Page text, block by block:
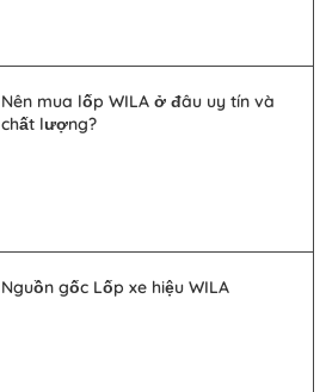
Nên mua lốp WILA ở đâu uy tín và
chất lượng?
Nguồn gốc Lốp xe hiệu WILA